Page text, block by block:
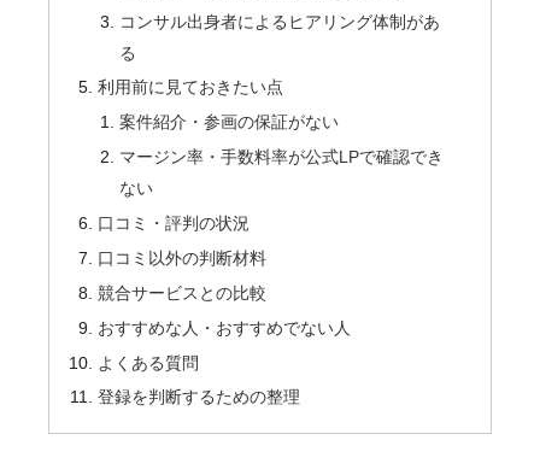
コンサル出身者によるヒアリング体制があ
る
利用前に見ておきたい点
案件紹介・参画の保証がない
マージン率・手数料率が公式LPで確認でき
ない
口コミ・評判の状況
口コミ以外の判断材料
競合サービスとの比較
おすすめな人・おすすめでない人
よくある質問
登録を判断するための整理